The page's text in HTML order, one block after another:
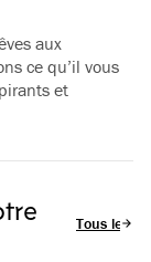
aux
ce qu’il vous
et
Tous les